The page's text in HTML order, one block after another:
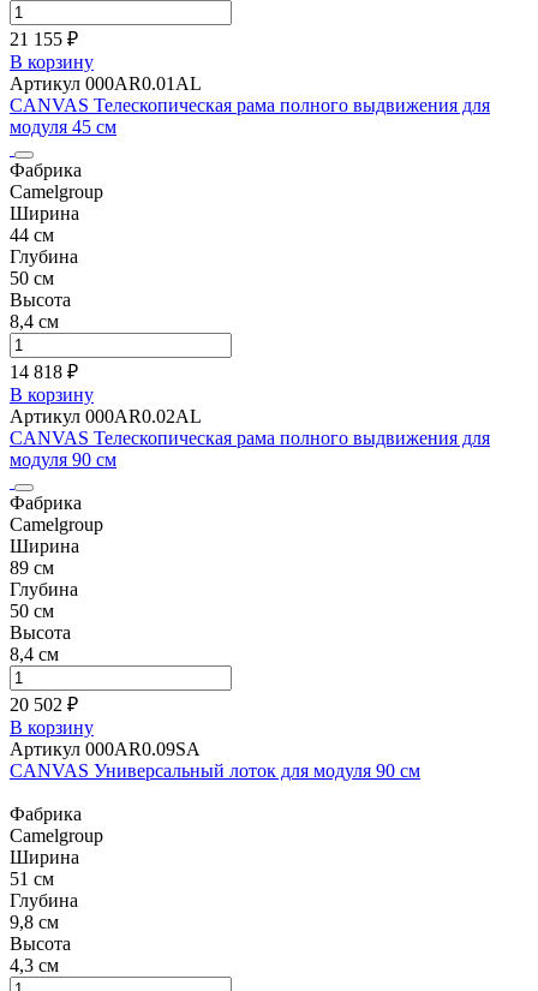
21 155 ₽
В корзину
Артикул 000AR0.01AL
CANVAS Телескопическая рама полного выдвижения для
модуля 45 см
Фабрика
Camelgroup
Ширина
44 см
Глубина
50 см
Высота
8,4 см
14 818 ₽
В корзину
Артикул 000AR0.02AL
CANVAS Телескопическая рама полного выдвижения для
модуля 90 см
Фабрика
Camelgroup
Ширина
89 см
Глубина
50 см
Высота
8,4 см
20 502 ₽
В корзину
Артикул 000AR0.09SA
CANVAS Универсальный лоток для модуля 90 см
Фабрика
Camelgroup
Ширина
51 см
Глубина
9,8 см
Высота
4,3 см